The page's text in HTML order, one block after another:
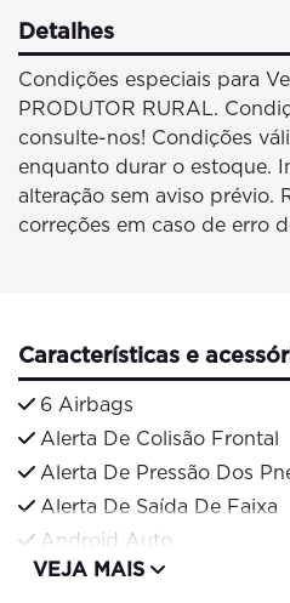
Detalhes
Condições especiais para
PRODUTOR RURAL.
consulte-nos! Condições
enquanto durar o estoque.
alteração sem aviso prévio.
correções em caso de erro
Características e
6 Airbags
Alerta De Colisão Frontal
Alerta De Pressão Dos
Alerta De Saída De Faixa
Android Auto
VEJA MAIS